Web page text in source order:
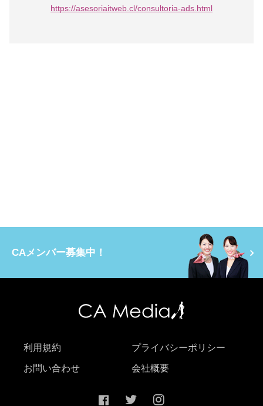
https://asesoriaitweb.cl/consultoria-ads.html
CAメンバー募集中！
利用規約 プライバシーポリシー
お問い合わせ 会社概要